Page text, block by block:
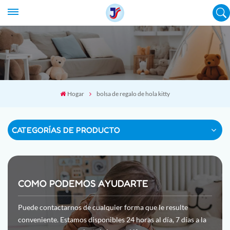
Hogar bolsa de regalo de hola kitty
CATEGORÍAS DE PRODUCTO
COMO PODEMOS AYUDARTE
Puede contactarnos de cualquier forma que le resulte
conveniente. Estamos disponibles 24 horas al día, 7 días a la